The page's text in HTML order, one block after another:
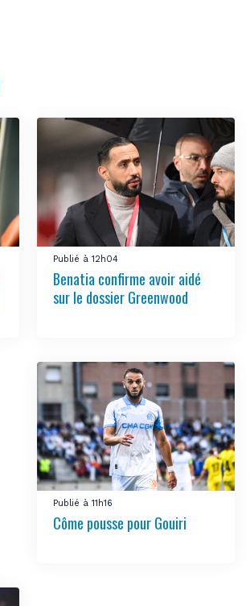
Publié à 12h04
Benatia confirme avoir aidé
sur le dossier Greenwood
Publié à 11h16
Côme pousse pour Gouiri